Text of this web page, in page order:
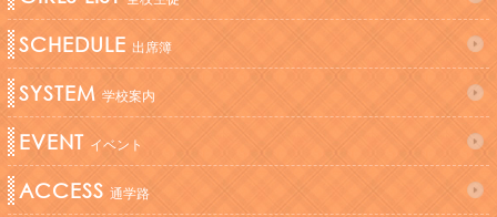
SCHEDULE 出席簿
SYSTEM 学校案内
EVENT イベント
ACCESS 通学路